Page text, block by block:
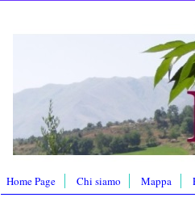
Home Page Chi siamo Mappa